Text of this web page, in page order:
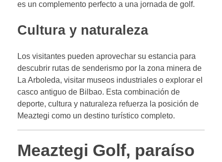
es un complemento perfecto a una jornada de golf.
Cultura y naturaleza
Los visitantes pueden aprovechar su estancia para
descubrir rutas de senderismo por la zona minera de
La Arboleda, visitar museos industriales o explorar el
casco antiguo de Bilbao. Esta combinación de
deporte, cultura y naturaleza refuerza la posición de
Meaztegi como un destino turístico completo.
Meaztegi Golf, paraíso